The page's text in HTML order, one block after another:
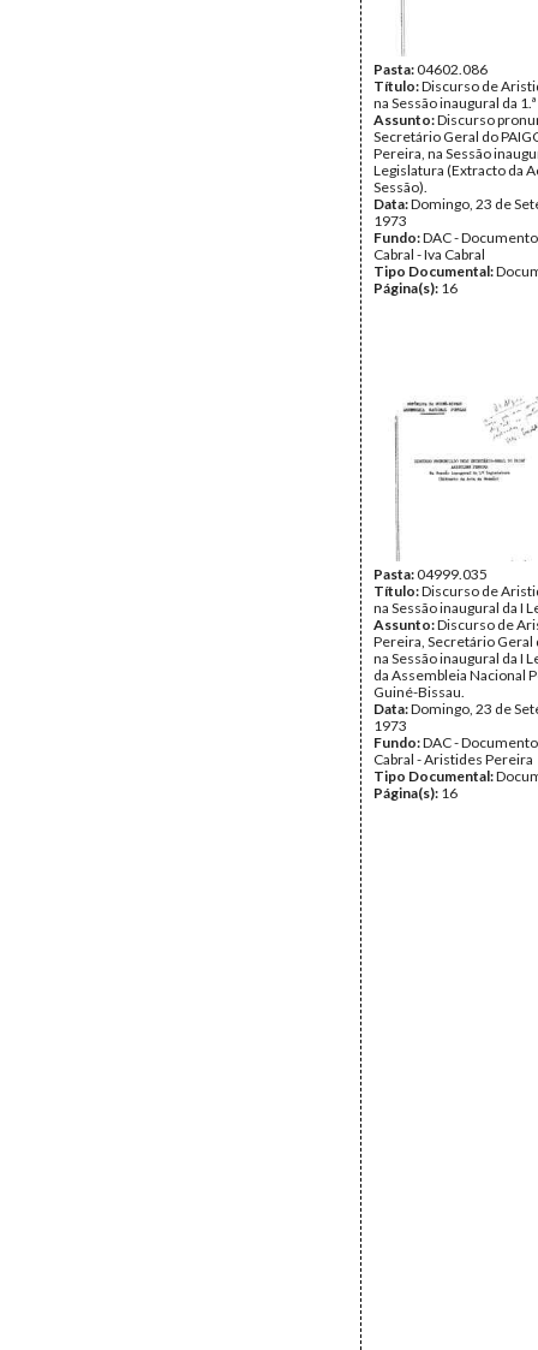
Pasta:04602.086
Título:Discurso de
na Sessão inaugural da
Assunto:Discurso
Secretário Geral do
Pereira, na Sessão
Legislatura (Extracto da
Sessão).
Data:Domingo, 23 de
1973
Fundo:DAC -
Cabral - Iva Cabral
Tipo Documental:
Página(s): 16
Pasta:04999.035
Título:Discurso de
na Sessão inaugural da I
Assunto:Discurso de
Pereira, Secretário Geral
na Sessão inaugural da I
da Assembleia Nacional
Guiné-Bissau.
Data:Domingo, 23 de
1973
Fundo:DAC -
Cabral - Aristides Pereira
Tipo Documental:
Página(s): 16